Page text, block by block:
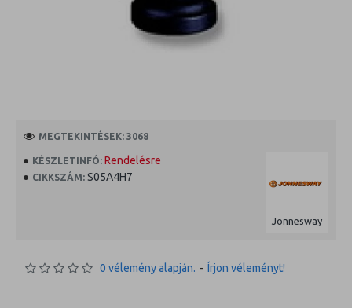
KÉSZLETINFÓ: Rendelésre
CIKKSZÁM: S05A4H7
Jonnesway
MEGTEKINTÉSEK: 3068
0 vélemény alapján. - Írjon véleményt!